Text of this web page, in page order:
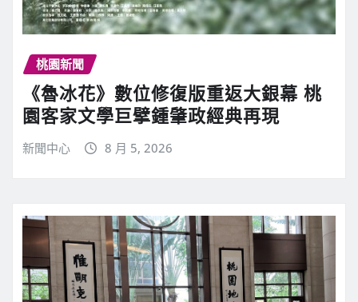
桃園新聞
《魯冰花》數位修復版重返大銀幕 桃
園客家文學巨擘鍾肇政經典再現
新聞中心 8 月 5, 2026